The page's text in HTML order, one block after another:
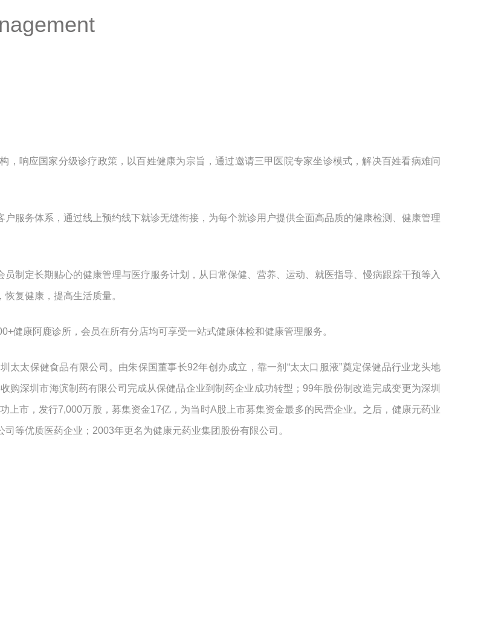
响应国家分级诊疗政策，以百姓健康为宗旨，通过邀请三甲医院专家坐诊模式，解决百姓看病难问
服务体系，通过线上预约线下就诊无缝衔接，为每个就诊用户提供全面高品质的健康检测、健康管理
制定长期贴心的健康管理与医疗服务计划，从日常保健、营养、运动、就医指导、慢病跟踪干预等入
复健康，提高生活质量。
健康阿鹿诊所，会员在所有分店均可享受一站式健康体检和健康管理服务。
太保健食品有限公司。由朱保国董事长92年创办成立，靠一剂“太太口服液”奠定保健品行业龙头地
深圳市海滨制药有限公司完成从保健品企业到制药企业成功转型；99年股份制改造完成变更为深圳
上市，发行7,000万股，募集资金17亿，为当时A股上市募集资金最多的民营企业。之后，健康元药业
等优质医药企业；2003年更名为健康元药业集团股份有限公司。